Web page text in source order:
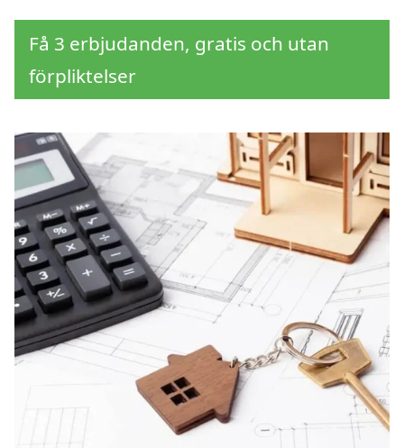
Få 3 erbjudanden, gratis och utan
förpliktelser